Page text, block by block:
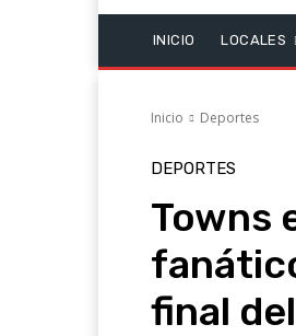
INICIO LOCALES
Inicio Deportes
DEPORTES
Towns
final